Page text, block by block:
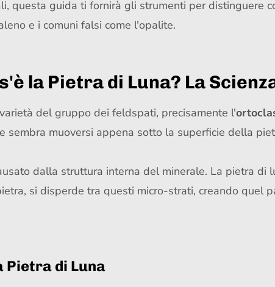
questa guida ti fornirà gli strumenti per distinguere
e i comuni falsi come l'opalite.
la Pietra di Luna? La
del gruppo dei feldspati, precisamente l'
sembra muoversi appena sotto la superficie della
dalla struttura interna del minerale. La pietra
si disperde tra questi micro-strati, creando quel
Pietra di Luna